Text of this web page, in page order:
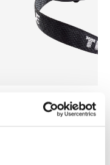
Thule Strap Organiser
綁帶收納箱 275 公分 黑